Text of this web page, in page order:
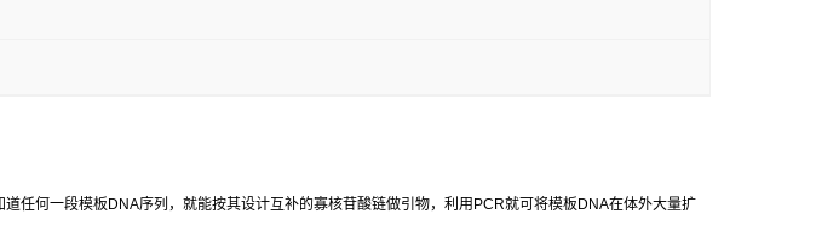
道任何一段模板DNA序列，就能按其设计互补的寡核苷酸链做引物，利用 PCR就可将模板DNA在体外大量扩